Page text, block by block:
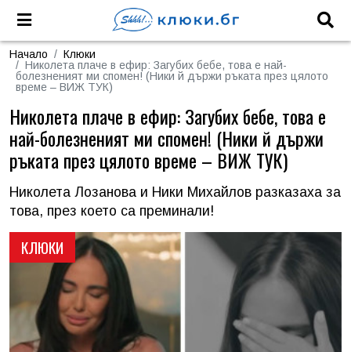
Начало
Клюки
Николета плаче в ефир: Загубих бебе, това е най-
болезненият ми спомен! (Ники й държи ръката през цялото
време – ВИЖ ТУК)
КЛЮКИ
Николета плаче в ефир: Загубих бебе, това е
най-болезненият ми спомен! (Ники й държи
ръката през цялото време – ВИЖ ТУК)
Николета Лозанова и Ники Михайлов разказаха за
това, през което са преминали!